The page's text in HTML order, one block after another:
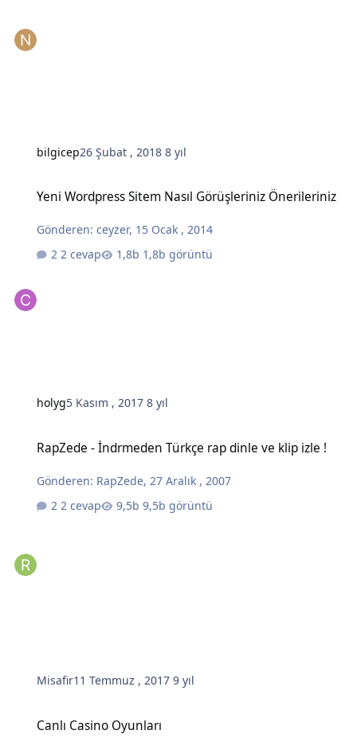
bilgicep26 Şubat , 20188 yıl
Yeni Wordpress Sitem Nasıl Görüşleriniz Önerileriniz
Gönderen:ceyzer, 15 Ocak , 2014
2 cevap
1,8b görüntü
holyg5 Kasım , 20178 yıl
RapZede - İndrmeden Türkçe rap dinle ve klip izle !
Gönderen: RapZede, 27 Aralık , 2007
2 cevap
9,5b görüntü
Misafir11 Temmuz , 20179 yıl
Canlı Casino Oyunları